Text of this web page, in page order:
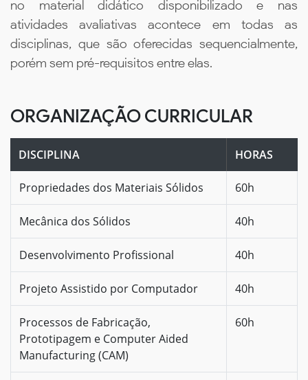
no material didático disponibilizado e nas
atividades avaliativas acontece em todas as
disciplinas, que são oferecidas sequencialmente,
porém sem pré-requisitos entre elas.
ORGANIZAÇÃO CURRICULAR
DISCIPLINA HORAS
Propriedades dos Materiais Sólidos 60h
Mecânica dos Sólidos 40h
Desenvolvimento Profissional 40h
Projeto Assistido por Computador 40h
Processos de Fabricação,
Prototipagem e Computer Aided
Manufacturing (CAM)
60h